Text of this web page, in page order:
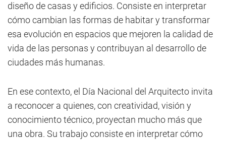
diseño de casas y edificios. Consiste en interpretar
cómo cambian las formas de habitar y transformar
esa evolución en espacios que mejoren la calidad de
vida de las personas y contribuyan al desarrollo de
ciudades más humanas.
En ese contexto, el Día Nacional del Arquitecto invita
a reconocer a quienes, con creatividad, visión y
conocimiento técnico, proyectan mucho más que
una obra. Su trabajo consiste en interpretar cómo